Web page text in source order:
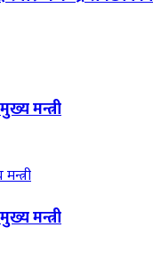
मन्त्री
मन्त्री